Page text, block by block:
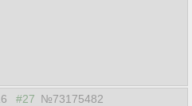
#27 №73175482